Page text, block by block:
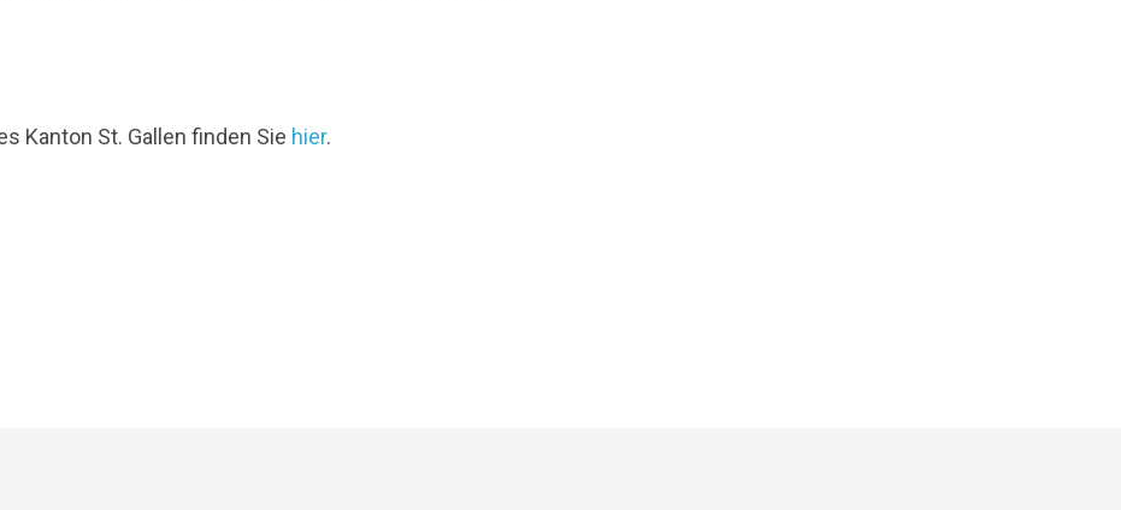
Kanton St. Gallen finden Sie hier.